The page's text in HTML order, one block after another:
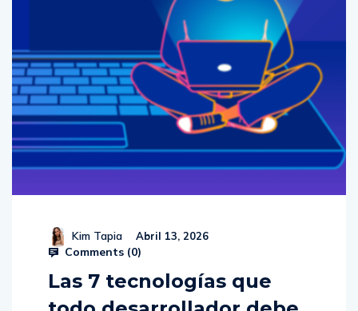
Kim Tapia Abril 13, 2026
Las 7 tecnologías que